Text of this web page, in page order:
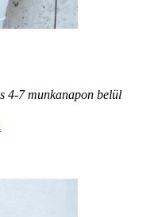
4-7 munkanapon belül